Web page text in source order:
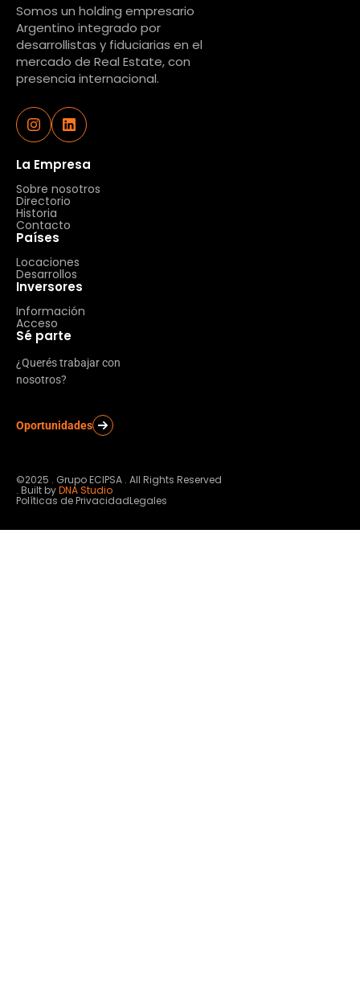
Somos un holding empresario
Argentino integrado por
desarrollistas y fiduciarias en el
mercado de Real Estate, con
presencia internacional.
La Empresa
Sobre nosotros
Directorio
Historia
Contacto
Países
Locaciones
Desarrollos
Inversores
Información
Acceso
Sé parte
¿Querés trabajar con
nosotros?
Oportunidades
©2025 . Grupo ECIPSA . All Rights Reserved
. Built byDNA Studio
Políticas de PrivacidadLegales